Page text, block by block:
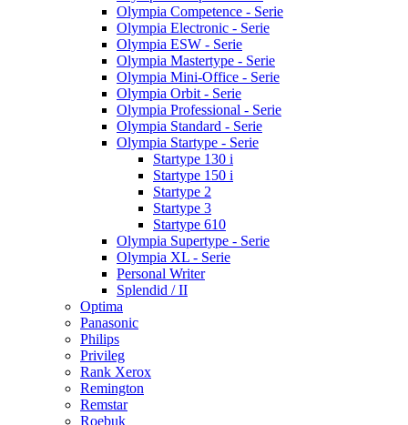
Olympia Competence - Serie
Olympia Electronic - Serie
Olympia ESW - Serie
Olympia Mastertype - Serie
Olympia Mini-Office - Serie
Olympia Orbit - Serie
Olympia Professional - Serie
Olympia Standard - Serie
Olympia Startype - Serie
Startype 130 i
Startype 150 i
Startype 2
Startype 3
Startype 610
Olympia Supertype - Serie
Olympia XL - Serie
Personal Writer
Splendid / II
Optima
Panasonic
Philips
Privileg
Rank Xerox
Remington
Remstar
Roebuk